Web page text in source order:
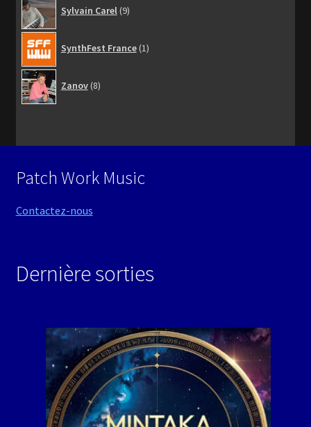
Sylvain Carel 9produits
SynthFest France 1produit
Zanov 8produits
Patch Work Music
Contactez-nous
Dernière sorties